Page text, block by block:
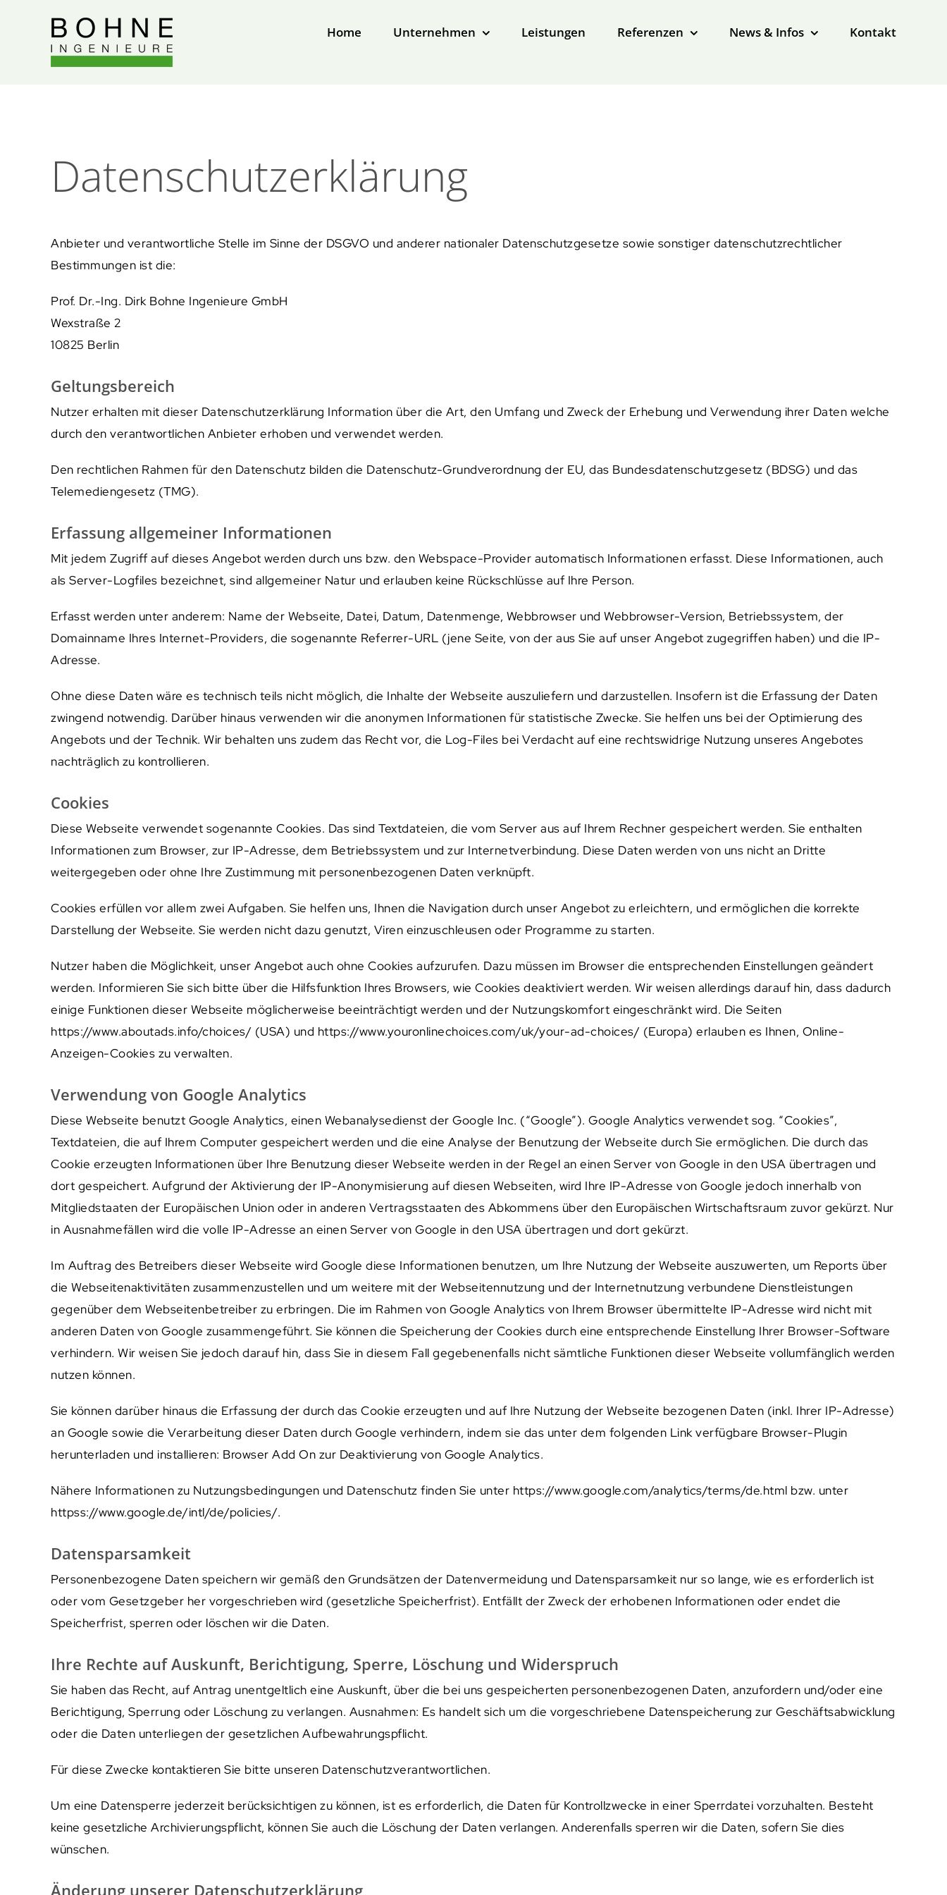
Home Unternehmen Leistungen Referenzen News & Infos Kontakt
Datenschutzerklärung
Anbieter und verantwortliche Stelle im Sinne der DSGVO und anderer nationaler Datenschutzgesetze sowie sonstiger datenschutzrechtlicher
Bestimmungen ist die:
Prof. Dr.-Ing. Dirk Bohne Ingenieure GmbH
Wexstraße 2
10825 Berlin
Geltungsbereich
Nutzer erhalten mit dieser Datenschutzerklärung Information über die Art, den Umfang und Zweck der Erhebung und Verwendung ihrer Daten welche
durch den verantwortlichen Anbieter erhoben und verwendet werden.
Den rechtlichen Rahmen für den Datenschutz bilden die Datenschutz-Grundverordnung der EU, das Bundesdatenschutzgesetz (BDSG) und das
Telemediengesetz (TMG).
Erfassung allgemeiner Informationen
Mit jedem Zugriff auf dieses Angebot werden durch uns bzw. den Webspace-Provider automatisch Informationen erfasst. Diese Informationen, auch
als Server-Logfiles bezeichnet, sind allgemeiner Natur und erlauben keine Rückschlüsse auf Ihre Person.
Erfasst werden unter anderem: Name der Webseite, Datei, Datum, Datenmenge, Webbrowser und Webbrowser-Version, Betriebssystem, der
Domainname Ihres Internet-Providers, die sogenannte Referrer-URL (jene Seite, von der aus Sie auf unser Angebot zugegriffen haben) und die IP-
Adresse.
Ohne diese Daten wäre es technisch teils nicht möglich, die Inhalte der Webseite auszuliefern und darzustellen. Insofern ist die Erfassung der Daten
zwingend notwendig. Darüber hinaus verwenden wir die anonymen Informationen für statistische Zwecke. Sie helfen uns bei der Optimierung des
Angebots und der Technik. Wir behalten uns zudem das Recht vor, die Log-Files bei Verdacht auf eine rechtswidrige Nutzung unseres Angebotes
nachträglich zu kontrollieren.
Cookies
Diese Webseite verwendet sogenannte Cookies. Das sind Textdateien, die vom Server aus auf Ihrem Rechner gespeichert werden. Sie enthalten
Informationen zum Browser, zur IP-Adresse, dem Betriebssystem und zur Internetverbindung. Diese Daten werden von uns nicht an Dritte
weitergegeben oder ohne Ihre Zustimmung mit personenbezogenen Daten verknüpft.
Cookies erfüllen vor allem zwei Aufgaben. Sie helfen uns, Ihnen die Navigation durch unser Angebot zu erleichtern, und ermöglichen die korrekte
Darstellung der Webseite. Sie werden nicht dazu genutzt, Viren einzuschleusen oder Programme zu starten.
Nutzer haben die Möglichkeit, unser Angebot auch ohne Cookies aufzurufen. Dazu müssen im Browser die entsprechenden Einstellungen geändert
werden. Informieren Sie sich bitte über die Hilfsfunktion Ihres Browsers, wie Cookies deaktiviert werden. Wir weisen allerdings darauf hin, dass dadurch
einige Funktionen dieser Webseite möglicherweise beeinträchtigt werden und der Nutzungskomfort eingeschränkt wird. Die Seiten
https://www.aboutads.info/choices/ (USA) und https://www.youronlinechoices.com/uk/your-ad-choices/ (Europa) erlauben es Ihnen, Online-
Anzeigen-Cookies zu verwalten.
Verwendung von Google Analytics
Diese Webseite benutzt Google Analytics, einen Webanalysedienst der Google Inc. (“Google”). Google Analytics verwendet sog. “Cookies”,
Textdateien, die auf Ihrem Computer gespeichert werden und die eine Analyse der Benutzung der Webseite durch Sie ermöglichen. Die durch das
Cookie erzeugten Informationen über Ihre Benutzung dieser Webseite werden in der Regel an einen Server von Google in den USA übertragen und
dort gespeichert. Aufgrund der Aktivierung der IP-Anonymisierung auf diesen Webseiten, wird Ihre IP-Adresse von Google jedoch innerhalb von
Mitgliedstaaten der Europäischen Union oder in anderen Vertragsstaaten des Abkommens über den Europäischen Wirtschaftsraum zuvor gekürzt. Nur
in Ausnahmefällen wird die volle IP-Adresse an einen Server von Google in den USA übertragen und dort gekürzt.
Im Auftrag des Betreibers dieser Webseite wird Google diese Informationen benutzen, um Ihre Nutzung der Webseite auszuwerten, um Reports über
die Webseitenaktivitäten zusammenzustellen und um weitere mit der Webseitennutzung und der Internetnutzung verbundene Dienstleistungen
gegenüber dem Webseitenbetreiber zu erbringen. Die im Rahmen von Google Analytics von Ihrem Browser übermittelte IP-Adresse wird nicht mit
anderen Daten von Google zusammengeführt. Sie können die Speicherung der Cookies durch eine entsprechende Einstellung Ihrer Browser-Software
verhindern. Wir weisen Sie jedoch darauf hin, dass Sie in diesem Fall gegebenenfalls nicht sämtliche Funktionen dieser Webseite vollumfänglich werden
nutzen können.
Sie können darüber hinaus die Erfassung der durch das Cookie erzeugten und auf Ihre Nutzung der Webseite bezogenen Daten (inkl. Ihrer IP-Adresse)
an Google sowie die Verarbeitung dieser Daten durch Google verhindern, indem sie das unter dem folgenden Link verfügbare Browser-Plugin
herunterladen und installieren: Browser Add On zur Deaktivierung von Google Analytics.
Nähere Informationen zu Nutzungsbedingungen und Datenschutz finden Sie unter https://www.google.com/analytics/terms/de.html bzw. unter
httpss://www.google.de/intl/de/policies/.
Datensparsamkeit
Personenbezogene Daten speichern wir gemäß den Grundsätzen der Datenvermeidung und Datensparsamkeit nur so lange, wie es erforderlich ist
oder vom Gesetzgeber her vorgeschrieben wird (gesetzliche Speicherfrist). Entfällt der Zweck der erhobenen Informationen oder endet die
Speicherfrist, sperren oder löschen wir die Daten.
Ihre Rechte auf Auskunft, Berichtigung, Sperre, Löschung und Widerspruch
Sie haben das Recht, auf Antrag unentgeltlich eine Auskunft, über die bei uns gespeicherten personenbezogenen Daten, anzufordern und/oder eine
Berichtigung, Sperrung oder Löschung zu verlangen. Ausnahmen: Es handelt sich um die vorgeschriebene Datenspeicherung zur Geschäftsabwicklung
oder die Daten unterliegen der gesetzlichen Aufbewahrungspflicht.
Für diese Zwecke kontaktieren Sie bitte unseren Datenschutzverantwortlichen.
Um eine Datensperre jederzeit berücksichtigen zu können, ist es erforderlich, die Daten für Kontrollzwecke in einer Sperrdatei vorzuhalten. Besteht
keine gesetzliche Archivierungspflicht, können Sie auch die Löschung der Daten verlangen. Anderenfalls sperren wir die Daten, sofern Sie dies
wünschen.
Änderung unserer Datenschutzerklärung